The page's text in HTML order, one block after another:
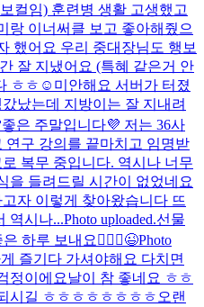
컬임) 훈련병 생활 고생했고
랑 이너써클 보고 좋아해줬으
했어요 우리 중대장님도 행보
잘 지냈어요 (특혜 같은거 안
ㅎㅎ☺️ 미안해요 서버가 터졌
났는데 지방이는 잘 지내려
은 주말입니다💜 저는 36사
구 강의를 끝마치고 임명받
복무 중입니다. 역시나 너무
을 들려드릴 시간이 없었네요
자 이렇게 찾아왔습니다 뜨
역시나...Photo uploaded.선물
하루 보내요🙋🏻‍♂️😉Photo
즐기다 가셔야해요 다치면
정이에요날이 참 좋네요 ㅎㅎ
시길 ㅎㅎㅎ ㅎㅎㅎㅎㅎ 오랜